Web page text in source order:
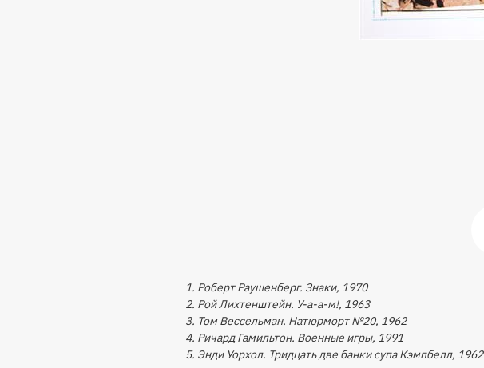
1. Роберт Раушенберг. Знаки, 1970
2. Рой Лихтенштейн. У-а-а-м!, 1963
3. Том Вессельман. Натюрморт №20, 1962
4. Ричард Гамильтон. Военные игры, 1991
5. Энди Уорхол. Тридцать две банки супа Кэмпбелл, 1962